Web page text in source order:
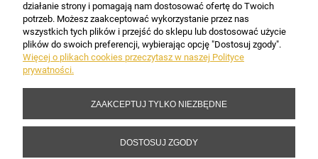
INFORMACJE
Copyright 2017-2026 Sakramento.pl
działanie strony i pomagają nam dostosować ofertę do Twoich
potrzeb. Możesz zaakceptować wykorzystanie przez nas
wszystkich tych plików i przejść do sklepu lub dostosować użycie
plików do swoich preferencji, wybierając opcję "Dostosuj zgody".
Więcej o plikach cookies przeczytasz w naszej Polityce
prywatności.
ZAAKCEPTUJ TYLKO NIEZBĘDNE
DOSTOSUJ ZGODY